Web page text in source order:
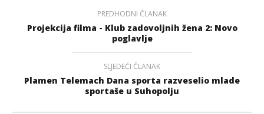
PREDHODNI ČLANAK
Projekcija filma - Klub zadovoljnih žena 2: Novo
poglavlje
SLJEDEĆI ČLANAK
Plamen Telemach Dana sporta razveselio mlade
sportaše u Suhopolju